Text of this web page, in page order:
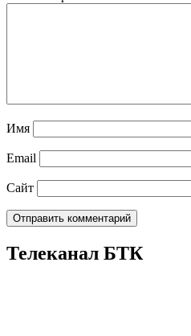
Имя
Email
Сайт
Телеканал БТК